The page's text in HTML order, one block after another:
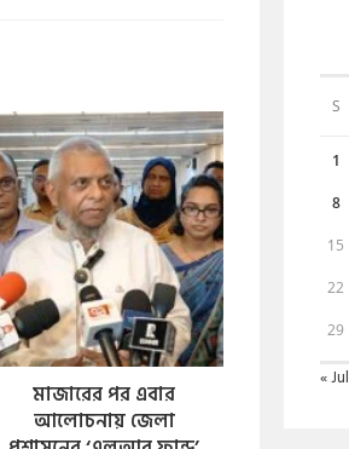
মাজারের পর এবার
আলোচনায় জেলা
S
1
8
15
22
29
« Jul